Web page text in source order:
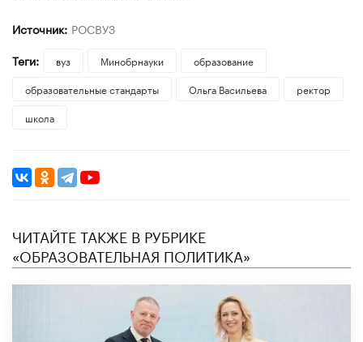
Источник: РОСВУЗ
Теги:
вуз Минобрнауки
образование
образовательные стандарты
Ольга Васильева
ректор
школа
ЧИТАЙТЕ ТАКЖЕ В РУБРИКЕ
«ОБРАЗОВАТЕЛЬНАЯ ПОЛИТИКА»